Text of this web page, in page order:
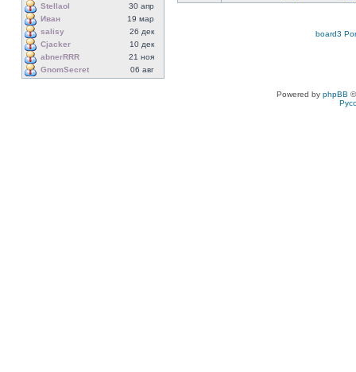
Stellaol
30 апр
Иван
19 мар
salisy
26 дек
Cjacker
10 дек
abnerRRR
21 ноя
GnomSecret
06 авг
board3
Powered by phpBB